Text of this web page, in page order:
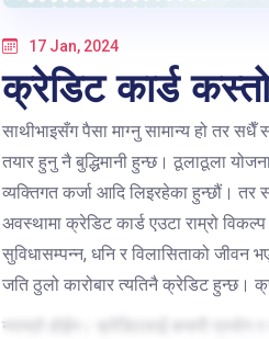
17 Jan, 2024
क्रेडिट कार्ड
साथीभाइसँग पैसा माग्नु सामान्य हो तर
तयार हुनु नै बुद्धिमानी हुन्छ। ठूलाठूला
व्यक्तिगत कर्जा आदि लिइरहेका हुन्छौं। तर
अवस्थामा क्रेडिट कार्ड एउटा राम्रो
सुविधासम्पन्न, धनि र विलासिताको जीवन
जति ठुलो कारोबार त्यतिनै क्रेडिट हुन्छ।
नराम्रो होईन। क्रेडिटलाई कसरी प्रयोग र